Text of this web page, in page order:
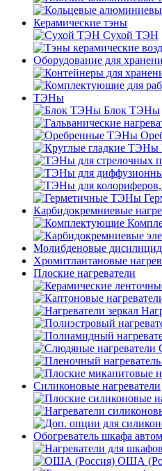
Керамические тэны
Сухой ТЭН
Оборудование для
ТЭНы
Блок ТЭНы
Карбидокремниевые
Молибденовые дисилицид
Хромитлантановые
Плоские нагреватели
Силиконовые нагреватели
Обогреватель шкафа
ОША